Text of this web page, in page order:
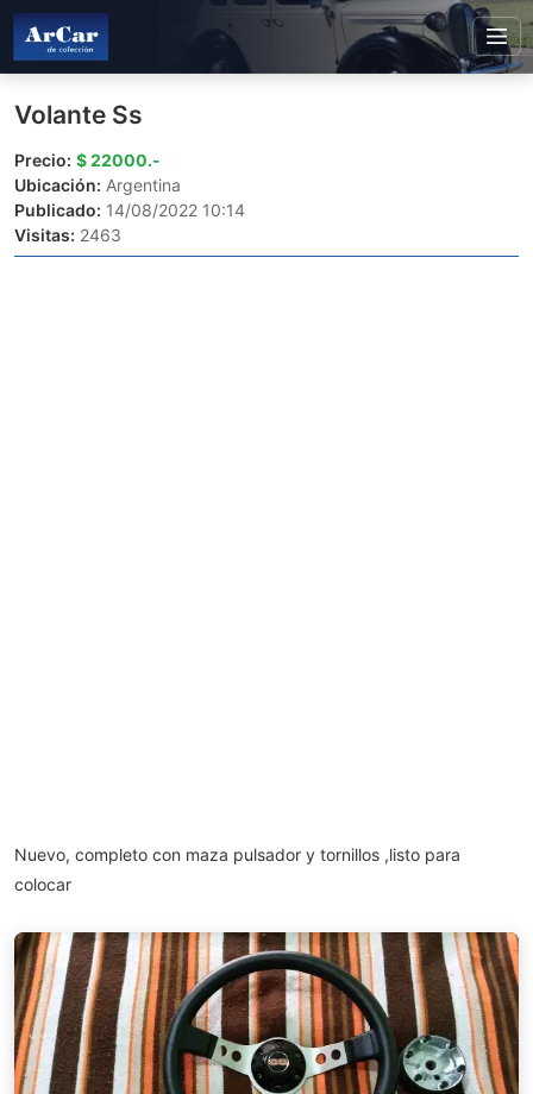
Volante Ss
Precio: $ 22000.-
Ubicación: Argentina
Publicado: 14/08/2022 10:14
Visitas: 2463
Nuevo, completo con maza pulsador y tornillos ,listo para
colocar